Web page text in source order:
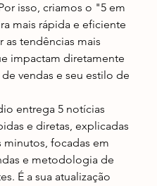
isso, criamos o "5 em
mais rápida e eficiente
as tendências mais
impactam diretamente
de vendas e seu estilo de
entrega 5 notícias
e diretas, explicadas
focadas em
e metodologia de
É a sua atualização